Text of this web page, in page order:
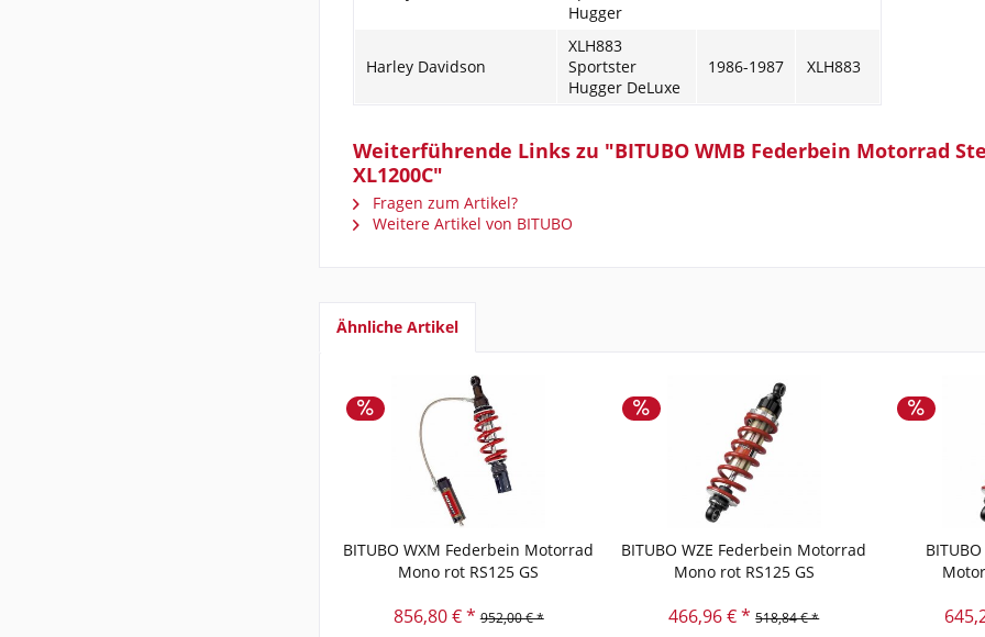
Hugger
Harley Davidson
XLH883
Sportster
Hugger DeLuxe
1986-1987 XLH883
Weiterführende Links zu "BITUBO WMB Federbein Motorrad
XL1200C"
Fragen zum Artikel?
Weitere Artikel von BITUBO
Ähnliche Artikel
BITUBO WXM Federbein Motorrad
Mono rot RS125 GS
856,80 € * 952,00 € *
BITUBO WZE Federbein Motorrad
Mono rot RS125 GS
466,96 € * 518,84 € *